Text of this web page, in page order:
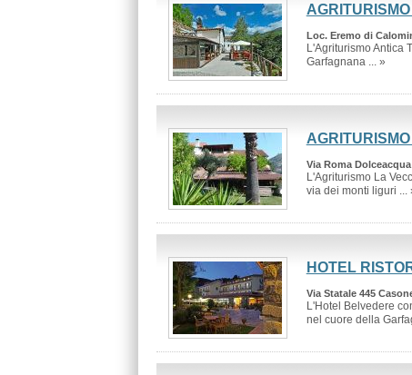
Loc. Eremo di
L'Agriturismo Antica
Garfagnana ... »
Via Roma Dolceacqua
L'Agriturismo La
via dei monti liguri ...
HOTEL
Via Statale 445
L'Hotel Belvedere
nel cuore della